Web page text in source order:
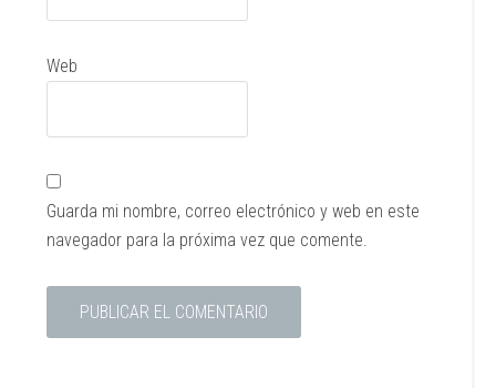
Web
Guarda mi nombre, correo electrónico y web en este
navegador para la próxima vez que comente.